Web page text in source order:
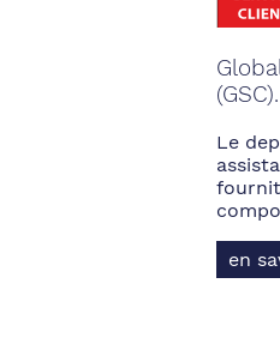
(GSC).
Le
en